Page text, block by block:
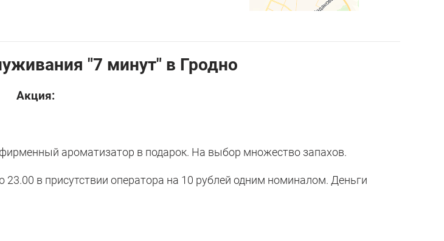
"7 минут" в Гродно
Акция:
ароматизатор в подарок. На выбор множество запахов.
в присутствии оператора на 10 рублей одним номиналом. Деньги